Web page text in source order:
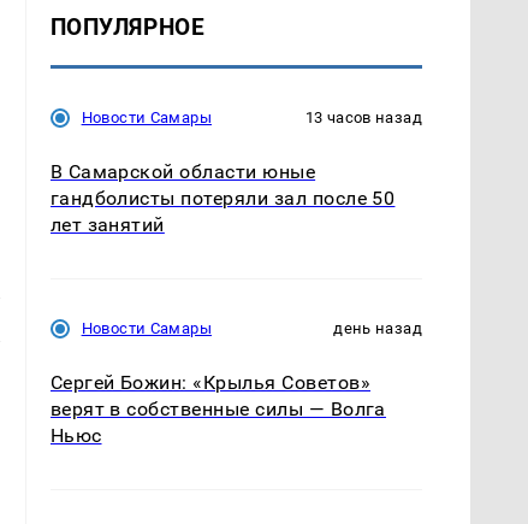
ПОПУЛЯРНОЕ
Новости Самары 13 часов назад
В Самарской области юные
гандболисты потеряли зал после 50
лет занятий
Новости Самары день назад
Сергей Божин: «Крылья Советов»
верят в собственные силы — Волга
Ньюс